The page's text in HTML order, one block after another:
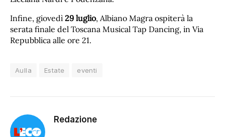
Infine, giovedì 29 luglio, Albiano Magra ospiterà la
serata finale del Toscana Musical Tap Dancing, in Via
Repubblica alle ore 21.
Aulla Estate eventi
Redazione